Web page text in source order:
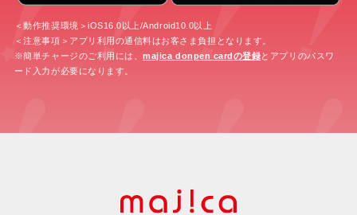
＜動作推奨環境＞iOS16.0以上/Android10.0以上
＜注意事項＞アプリ利用の通信料はお客さま負担となります。
※簡単チャージのご利用には、majica donpen cardの登録とアプリのパスワ
ード入力が必要になります。